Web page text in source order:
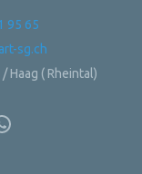
95 65
sg.ch
Haag ( Rheintal)